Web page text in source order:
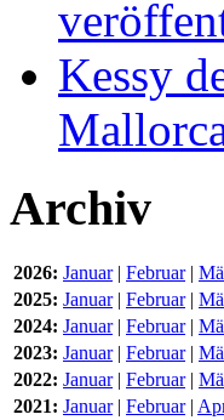
Kessy
Archiv
2026: Januar| Februar|
2025: Januar| Februar|
2024: Januar| Februar|
2023: Januar| Februar|
2022: Januar| Februar|
2021: Januar| Februar|